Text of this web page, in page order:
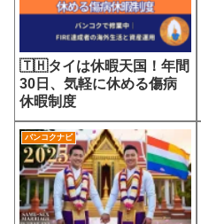
🇹🇭タイは休暇天国！年間
30日、気軽に休める傷病
休暇制度
バンコクナビ